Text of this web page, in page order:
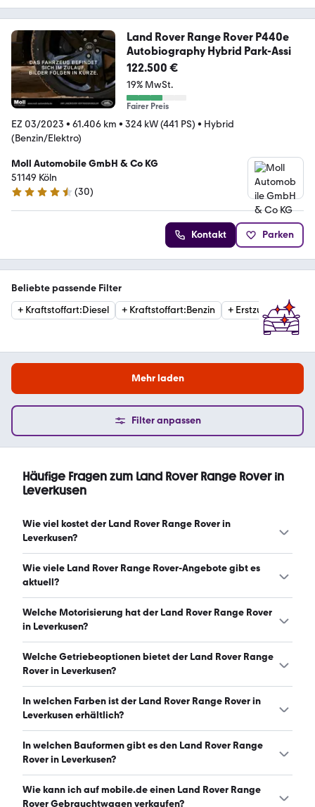
Land Rover Range Rover P440e
Autobiography Hybrid Park-Assi
122.500 €
19% MwSt.
Fairer Preis
EZ 03/2023 • 61.406 km • 324 kW (441 PS) • Hybrid
(Benzin/Elektro)
Moll Automobile GmbH & Co KG
51149 Köln
4.6 Sterne
(30)
Kontakt Parken
Beliebte passende Filter
+ Kraftstoffart:Diesel + Kraftstoffart:Benzin + Erstzulassung
Mehr laden
Filter anpassen
Häufige Fragen zum Land Rover Range Rover in
Leverkusen
Wie viel kostet der Land Rover Range Rover in
Leverkusen?
Ein guter Preis für einen Land Rover Range Rover in
Leverkusen liegt zwischen 107.387 € und 174.975 €.
Wie viele Land Rover Range Rover-Angebote gibt es
aktuell?
Es gibt insgesamt 54 Land Rover Range Rover bei
mobile.de, davon 43 Gebraucht- und 11 Neuwagen.
Welche Motorisierung hat der Land Rover Range Rover
in Leverkusen?
Der Land Rover Range Rover in Leverkusen hat
Leistungen zwischen 258 und 573 PS. (Stand: 8.8.2026)
Welche Getriebeoptionen bietet der Land Rover Range
Rover in Leverkusen?
Der Land Rover Range Rover in Leverkusen ist mit
automatischem Getriebe erhältlich. (Stand: 8.8.2026)
In welchen Farben ist der Land Rover Range Rover in
Leverkusen erhältlich?
Den Land Rover Range Rover in Leverkusen gibt es in
folgenden Farben: schwarz, grau, grün, gold, weiß, blau
8.8.2026)
In welchen Bauformen gibt es den Land Rover Range
Rover in Leverkusen?
Den Land Rover Range Rover in Leverkusen gibt es in
folgenden Bauformen: SUV. (Stand: 8.8.2026)
Wie kann ich auf mobile.de einen Land Rover Range
Rover Gebrauchtwagen verkaufen?